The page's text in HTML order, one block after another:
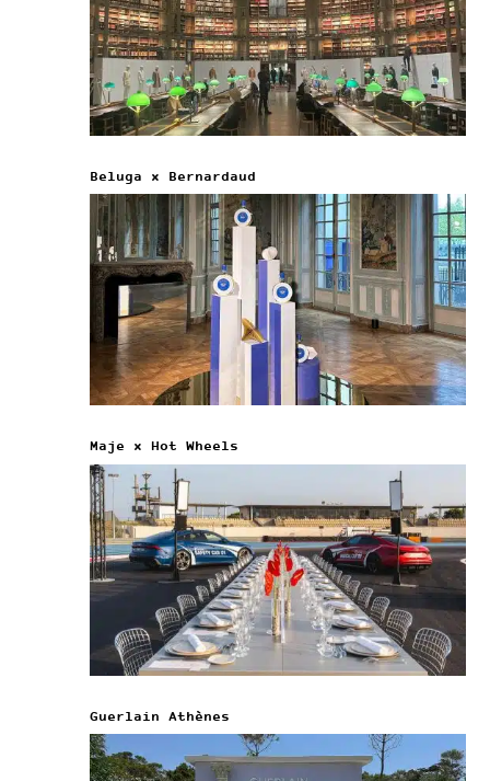
Beluga x Bernardaud
Maje x Hot Wheels
Guerlain Athènes